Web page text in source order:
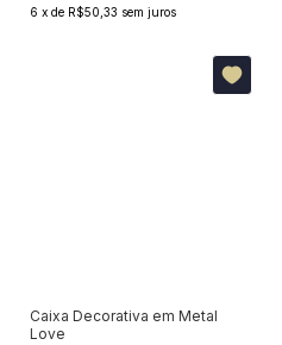
6 x de R$50,33 sem juros
Caixa Decorativa em Metal
Love